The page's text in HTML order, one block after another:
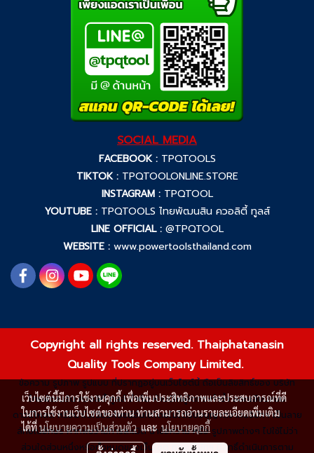
SOCIAL MEDIA
FACEBOOK : TPQTOOLS
TIKTOK : TPQTOOLONLINE.STORE
INSTAGRAM : TPQTOOL
YOUTUBE : TPQTOOLS ไทยพัฒนสิน ควอลิตี้ ทูลส์
LINE OFFICIAL : @TPQTOOL
WEBSITE : www.powertoolsthailand.com
Copyright all rights reserved. Thaiphatanasin
Quality Tools Company Limited.
ข้อความ รูปภาพ รูปแบบ ที่ปรากฏอยู่บนเว็บไซต์นี้ ถือเป็นลิขสิทธิ์ของ บริษัท
ไทยพัฒนสิน ควอลิตี้ ทูลส์ จำกัด ห้ามมิให้ผู้ใดกระทำซ้ำ ลอกเลียนแบบ
ดาวน์โหลด หรือนำไปใช้ประโยชน์อื่นใดโดยไม่ได้รับอนุญาตจากบริษัทฯ เป็นลาย
ลักษณ์อักษร หากพบว่ามีการละเมิด นำข้อความ หรือ รูปภาพต่างๆ ไปใช้ไม่ว่า
ส่วนใดส่วนหนึ่งหรือทั้งหมดของเว็บไซต์ ทางบริษัทฯ มีสิทธิ์ดำเนินการตาม
เว็บไซต์นี้มีการใช้งานคุกกี้ เพื่อเพิ่มประสิทธิภาพและประสบการณ์ที่ดี
ในการใช้งานเว็บไซต์ของท่าน ท่านสามารถอ่านรายละเอียดเพิ่มเติม
ได้ที่นโยบายความเป็นส่วนตัวและนโยบายคุกกี้